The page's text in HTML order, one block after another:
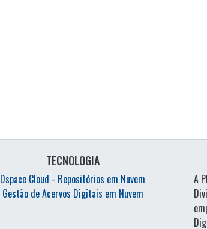
TECNOLOGIA
Dspace Cloud - Repositórios em Nuvem
Gestão de Acervos Digitais em Nuvem
A